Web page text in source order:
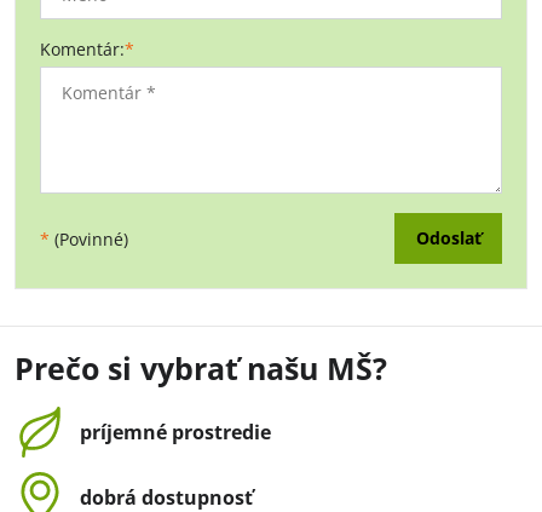
Komentár:*
* (Povinné) Odoslať
Prečo si vybrať našu MŠ?
príjemné prostredie
dobrá dostupnosť